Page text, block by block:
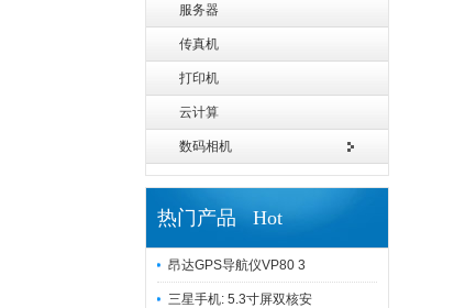
服务器
传真机
打印机
云计算
数码相机
热门产品 Hot
昂达GPS导航仪VP80 3
三星手机: 5.3寸屏双核安